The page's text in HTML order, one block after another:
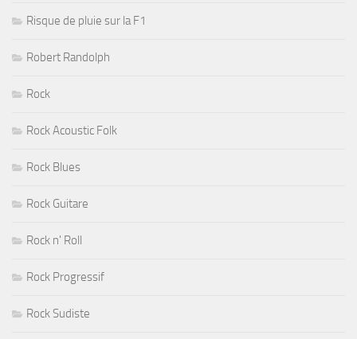
Risque de pluie sur la F1
Robert Randolph
Rock
Rock Acoustic Folk
Rock Blues
Rock Guitare
Rock n' Roll
Rock Progressif
Rock Sudiste